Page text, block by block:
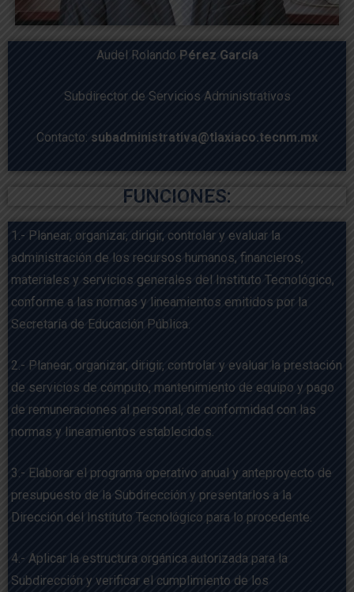
Audel Rolando Pérez García
Subdirector de Servicios Administrativos
Contacto: subadministrativa@tlaxiaco.tecnm.mx
FUNCIONES:
1.- Planear, organizar, dirigir, controlar y evaluar la
administración de los recursos humanos, financieros,
materiales y servicios generales del Instituto Tecnológico,
conforme a las normas y lineamientos emitidos por la
Secretaría de Educación Pública.
2.- Planear, organizar, dirigir, controlar y evaluar la prestación
de servicios de cómputo, mantenimiento de equipo y pago
de remuneraciones al personal, de conformidad con las
normas y lineamientos establecidos.
3.- Elaborar el programa operativo anual y anteproyecto de
presupuesto de la Subdirección y presentarlos a la
Dirección del Instituto Tecnológico para lo procedente.
4.- Aplicar la estructura orgánica autorizada para la
Subdirección y verificar el cumplimiento de los